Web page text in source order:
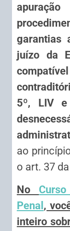
garantias
juízo da
5º, LIV
ao
o art. 37
No
Penal ,
inteiro